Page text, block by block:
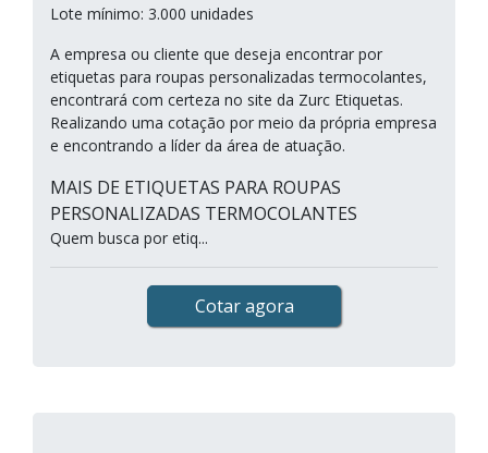
Lote mínimo: 3.000 unidades
A empresa ou cliente que deseja encontrar por
etiquetas para roupas personalizadas termocolantes,
encontrará com certeza no site da Zurc Etiquetas.
Realizando uma cotação por meio da própria empresa
e encontrando a líder da área de atuação.
MAIS DE ETIQUETAS PARA ROUPAS
PERSONALIZADAS TERMOCOLANTES
Quem busca por etiq...
Cotar agora